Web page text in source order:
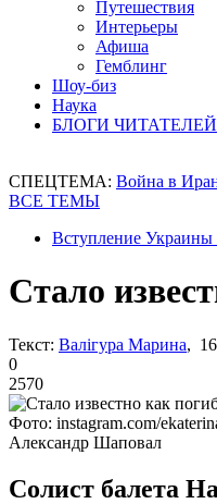
Путешествия
Интерьеры
Афиша
Гемблинг
Шоу-биз
Наука
БЛОГИ ЧИТАТЕЛЕЙ
СПЕЦТЕМА: Война в
ВСЕ ТЕМЫ
Вступление
Стало
Текст: Валігура Марина, 16
0
2570
Фото: instagram.com/
Александр Шаповал
Солист балета